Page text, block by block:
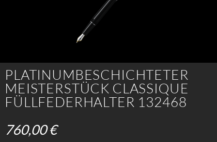
PLATINUMBESCHICHTETER
MEISTERSTÜCK CLASSIQUE
FÜLLFEDERHALTER 132468
760,00 €